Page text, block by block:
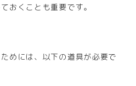
おくことも重要です。
めには、以下の道具が必要で